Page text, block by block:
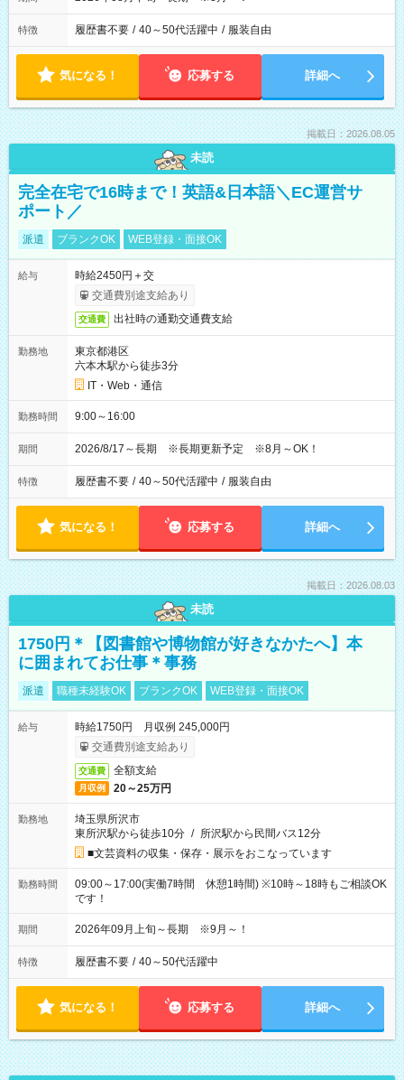
特徴 履歴書不要 / 40～50代活躍中 / 服装自由
気になる！ 応募する 詳細へ
掲載日：2026.08.05
未読
完全在宅で16時まで！英語&日本語＼EC運営サ
ポート／
派遣 ブランクOK WEB登録・面接OK
給与
時給2450円＋交
交通費別途支給あり
交通費 出社時の通勤交通費支給
勤務地
東京都港区
六本木駅から徒歩3分
IT・Web・通信
勤務時間 9:00～16:00
期間 2026/8/17～長期 ※長期更新予定 ※8月～OK！
特徴 履歴書不要 / 40～50代活躍中 / 服装自由
気になる！ 応募する 詳細へ
掲載日：2026.08.03
未読
1750円＊【図書館や博物館が好きなかたへ】本
に囲まれてお仕事＊事務
派遣 職種未経験OK ブランクOK WEB登録・面接OK
給与
時給1750円 月収例 245,000円
交通費別途支給あり
交通費 全額支給
月収例 20～25万円
勤務地
埼玉県所沢市
東所沢駅から徒歩10分 / 所沢駅から民間バス12分
■文芸資料の収集・保存・展示をおこなっています
勤務時間
09:00～17:00(実働7時間 休憩1時間) ※10時～18時もご相談OK
です！
期間 2026年09月上旬～長期 ※9月～！
特徴 履歴書不要 / 40～50代活躍中
気になる！ 応募する 詳細へ